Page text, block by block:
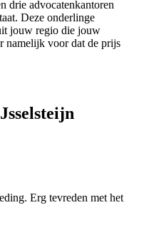
drie advocatenkantoren
Deze onderlinge
jouw regio die jouw
namelijk voor dat de prijs
Erg tevreden met het